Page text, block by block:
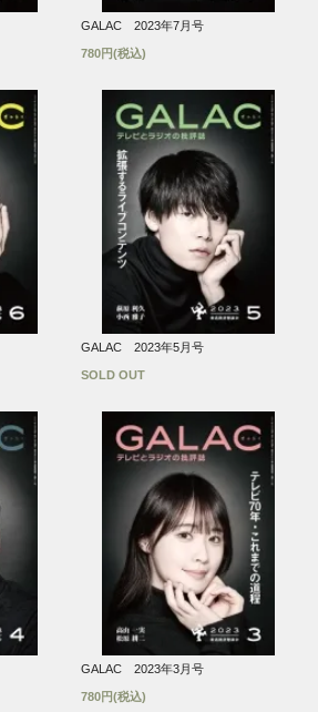
GALAC 2023年7月号
780円(税込)
GALAC 2023年5月号
SOLD OUT
GALAC 2023年3月号
780円(税込)